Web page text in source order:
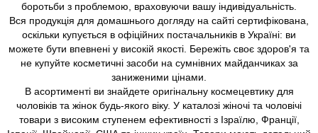
боротьби з проблемою, враховуючи вашу індивідуальність.
Вся продукція для домашнього догляду на сайті сертифікована,
оскільки купується в офіційних постачальників в Україні: ви
можете бути впевнені у високій якості. Бережіть своє здоров'я та
не купуйте косметичні засоби на сумнівних майданчиках за
заниженими цінами.
В асортименті ви знайдете оригінальну космецевтику для
чоловіків та жінок будь-якого віку. У каталозі жіночі та чоловічі
товари з високим ступенем ефективності з Ізраїлю, Франції,